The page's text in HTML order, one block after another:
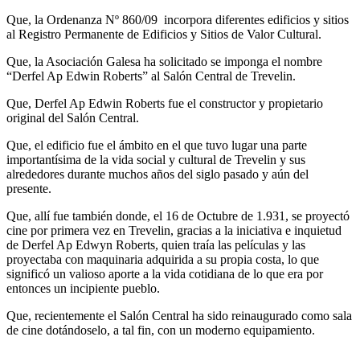
Que, la Ordenanza Nº 860/09 incorpora diferentes edificios y sitios
al Registro Permanente de Edificios y Sitios de Valor Cultural.
Que, la Asociación Galesa ha solicitado se imponga el nombre
“Derfel Ap Edwin Roberts” al Salón Central de Trevelin.
Que, Derfel Ap Edwin Roberts fue el constructor y propietario
original del Salón Central.
Que, el edificio fue el ámbito en el que tuvo lugar una parte
importantísima de la vida social y cultural de Trevelin y sus
alrededores durante muchos años del siglo pasado y aún del
presente.
Que, allí fue también donde, el 16 de Octubre de 1.931, se proyectó
cine por primera vez en Trevelin, gracias a la iniciativa e inquietud
de Derfel Ap Edwyn Roberts, quien traía las películas y las
proyectaba con maquinaria adquirida a su propia costa, lo que
significó un valioso aporte a la vida cotidiana de lo que era por
entonces un incipiente pueblo.
Que, recientemente el Salón Central ha sido reinaugurado como sala
de cine dotándoselo, a tal fin, con un moderno equipamiento.